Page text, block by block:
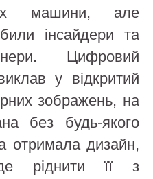
машини, але
інсайдери та
Цифровий
у відкритий
зображень, на
без будь-якого
дизайн,
ріднити її з